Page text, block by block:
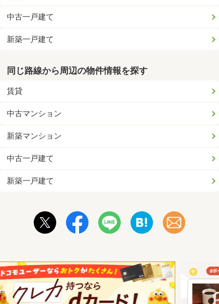
中古一戸建て
新築一戸建て
同じ路線から周辺の物件情報を探す
賃貸
中古マンション
新築マンション
中古一戸建て
新築一戸建て